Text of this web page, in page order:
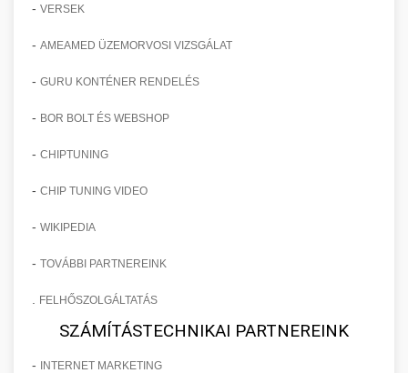
- VERSEK
- AMEAMED ÜZEMORVOSI VIZSGÁLAT
- GURU KONTÉNER RENDELÉS
- BOR BOLT ÉS WEBSHOP
- CHIPTUNING
- CHIP TUNING VIDEO
- WIKIPEDIA
- TOVÁBBI PARTNEREINK
FELHŐSZOLGÁLTATÁS
SZÁMÍTÁSTECHNIKAI PARTNEREINK
- INTERNET MARKETING